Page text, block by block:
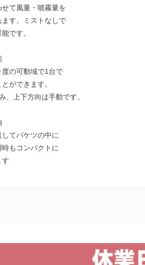
て風量・噴霧量を
ます。ミストなしで
です。
の可動域で1台で
ができます。
、上下方向は手動です。
てバケツの中に
もコンパクトに
す